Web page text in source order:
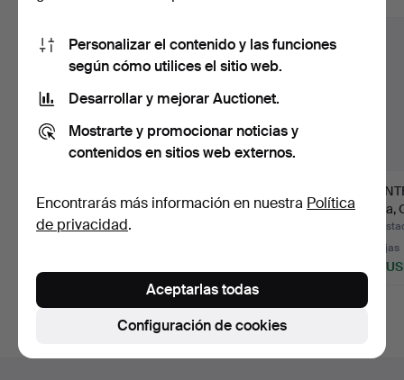
China, siglo XIX, decor…
Subastado 22 jul 2026
Porcelana, China,
12 pujas
233
Personalizar el contenido y las funciones
según cómo utilices el sitio web.
Desarrollar y mejorar Auctionet.
Mostrarte y promocionar noticias y
contenidos en sitios web externos.
Encontrarás más información en nuestra Política
de privacidad.
Configuración de cookies
Aceptarlas todas